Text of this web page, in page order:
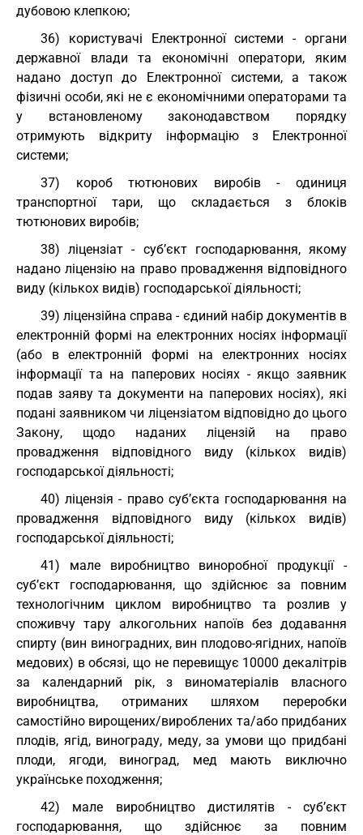
дубовою клепкою;
36) користувачі Електронної системи - органи
державної влади та економічні оператори, яким
надано доступ до Електронної системи, а також
фізичні особи, які не є економічними операторами та
у встановленому законодавством порядку
отримують відкриту інформацію з Електронної
системи;
37) короб тютюнових виробів - одиниця
транспортної тари, що складається з блоків
тютюнових виробів;
38) ліцензіат - суб’єкт господарювання, якому
надано ліцензію на право провадження відповідного
виду (кількох видів) господарської діяльності;
39) ліцензійна справа - єдиний набір документів в
електронній формі на електронних носіях інформації
(або в електронній формі на електронних носіях
інформації та на паперових носіях - якщо заявник
подав заяву та документи на паперових носіях), які
подані заявником чи ліцензіатом відповідно до цього
Закону, щодо наданих ліцензій на право
провадження відповідного виду (кількох видів)
господарської діяльності;
40) ліцензія - право суб’єкта господарювання на
провадження відповідного виду (кількох видів)
господарської діяльності;
41) мале виробництво виноробної продукції -
суб’єкт господарювання, що здійснює за повним
технологічним циклом виробництво та розлив у
споживчу тару алкогольних напоїв без додавання
спирту (вин виноградних, вин плодово-ягідних, напоїв
медових) в обсязі, що не перевищує 10000 декалітрів
за календарний рік, з виноматеріалів власного
виробництва, отриманих шляхом переробки
самостійно вирощених/вироблених та/або придбаних
плодів, ягід, винограду, меду, за умови що придбані
плоди, ягоди, виноград, мед мають виключно
українське походження;
42) мале виробництво дистилятів - суб’єкт
господарювання, що здійснює за повним